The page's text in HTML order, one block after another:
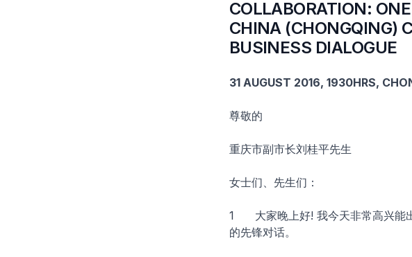
COLLABORATION:
CHINA (CHONGQING)
BUSINESS DIALOGUE
​31 AUGUST 2016, 1930HRS,
尊敬的
重庆市副市长刘桂平先生
女士们、先生们：
1 大家晚上好! 我今天非常高兴能
的先锋对话。